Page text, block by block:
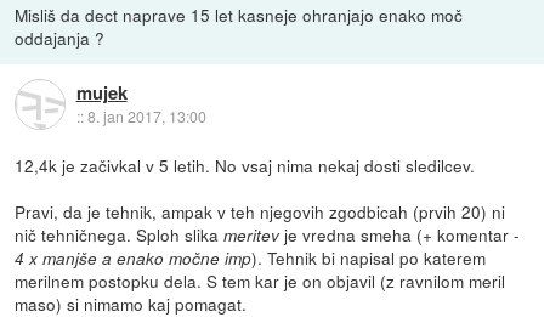
Misliš da dect naprave 15 let kasneje ohranjajo enako moč
oddajanja ?
mujek
::8. jan 2017, 13:00
12,4k je začivkal v 5 letih. No vsaj nima nekaj dosti sledilcev.
Pravi, da je tehnik, ampak v teh njegovih zgodbicah (prvih 20) ni
nič tehničnega. Sploh slikameritevje vredna smeha (+ komentar -
4 x manjše a enako močne imp). Tehnik bi napisal po katerem
merilnem postopku dela. S tem kar je on objavil (z ravnilom meril
maso) si nimamo kaj pomagat.